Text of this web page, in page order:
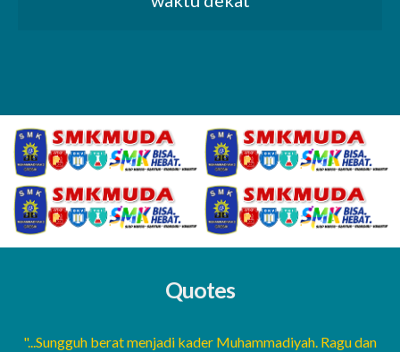
Quotes
"...Sungguh berat menjadi kader Muhammadiyah. Ragu dan